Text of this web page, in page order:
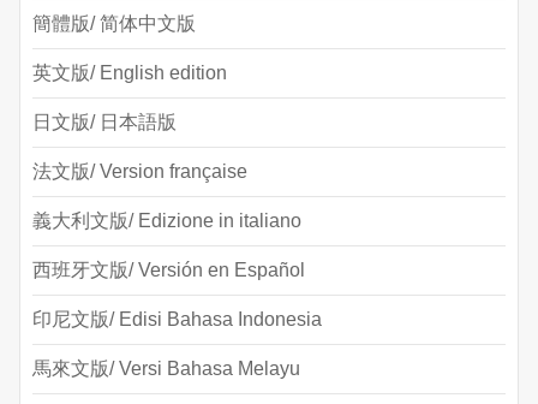
簡體版/ 简体中文版
英文版/ English edition
日文版/ 日本語版
法文版/ Version française
義大利文版/ Edizione in italiano
西班牙文版/ Versión en Español
印尼文版/ Edisi Bahasa Indonesia
馬來文版/ Versi Bahasa Melayu